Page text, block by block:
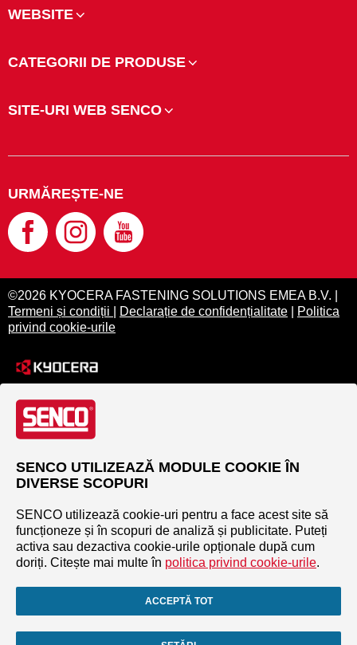
WEBSITE
CATEGORII DE PRODUSE
SITE-URI WEB SENCO
URMĂREȘTE-NE
©2026 KYOCERA FASTENING SOLUTIONS EMEA B.V. |
Termeni și condiții
Declarație de confidențialitate
Politica
privind cookie-urile
SENCO UTILIZEAZĂ MODULE COOKIE ÎN
DIVERSE SCOPURI
SENCO utilizează cookie-uri pentru a face acest site să
funcționeze și în scopuri de analiză și publicitate. Puteți
activa sau dezactiva cookie-urile opționale după cum
doriți. Citește mai multe în politica privind cookie-urile.
ACCEPTĂ TOT